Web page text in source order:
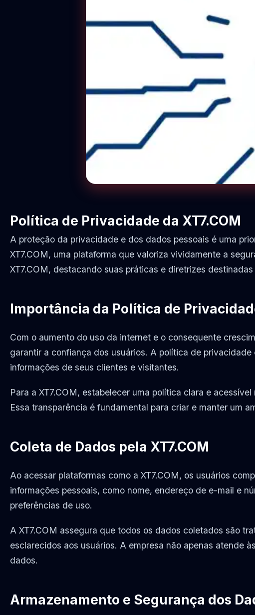
Política de Privacidade da XT7.COM
A proteção da privacidade e dos dados pessoais é uma
XT7.COM, uma plataforma que valoriza vividamente a
XT7.COM, destacando suas práticas e diretrizes
Importância da Política de
Com o aumento do uso da internet e o consequente
garantir a confiança dos usuários. A política de
informações de seus clientes e visitantes.
Para a XT7.COM, estabelecer uma política clara e
Essa transparência é fundamental para criar e manter um
Coleta de Dados pela XT7.COM
Ao acessar plataformas como a XT7.COM, os usuários
informações pessoais, como nome, endereço de e-mail e
preferências de uso.
A XT7.COM assegura que todos os dados coletados são
esclarecidos aos usuários. A empresa não apenas atende
dados.
Armazenamento e Segurança dos